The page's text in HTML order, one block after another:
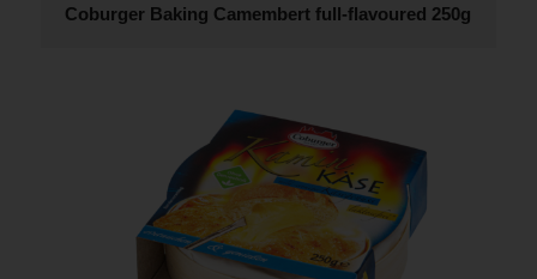
Coburger Baking Camembert full-flavoured 250g